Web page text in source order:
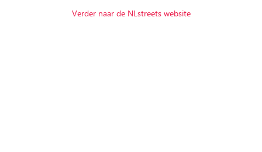
Verder naar de NLstreets website